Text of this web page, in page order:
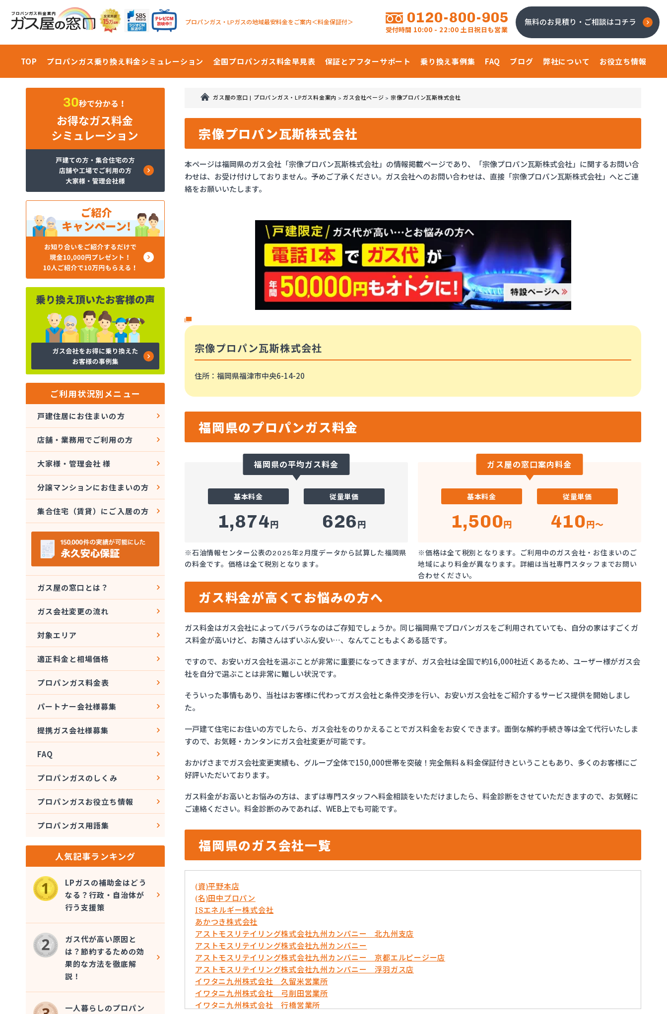
プロパンガス・LPガスの地域最安料金をご案内＜料金保証付＞ 0120-800-905
受付時間 10:00 - 22:00 土日祝日も営業
無料のお見積り・ご相談はコチラ
TOP プロパンガス乗り換え料金シミュレーション 全国プロパンガス料金早見表 保証とアフターサポート 乗り換え事例集 FAQ ブログ 弊社について お役立ち情報
ガス屋の窓口 | プロパンガス・LPガス料金案内 >ガス会社ページ > 宗像プロパン瓦斯株式会社
宗像プロパン瓦斯株式会社
本ページは福岡県のガス会社「宗像プロパン瓦斯株式会社」の情報掲載ページであり、「宗像プロパン瓦斯株式会社」に関するお問い合
わせは、お受け付けしておりません。予めご了承ください。ガス会社へのお問い合わせは、直接「宗像プロパン瓦斯株式会社」へとご連
絡をお願いいたします。
宗像プロパン瓦斯株式会社
住所 ：福岡県福津市中央6-14-20
福岡県のプロパンガス料金
福岡県の平均ガス料金
基本料金
1,874円
従量単価
626円
※石油情報センター公表の2025年2月度データから試算した福岡県
の料金です。価格は全て税別となります。
ガス屋の窓口案内料金
基本料金
1,500円
従量単価
410円～
※価格は全て税別となります。ご利用中のガス会社・お住まいのご
地域により料金が異なります。詳細は当社専門スタッフまでお問い
合わせください。
ガス料金が高くてお悩みの方へ
ガス料金はガス会社によってバラバラなのはご存知でしょうか。同じ福岡県でプロパンガスをご利用されていても、自分の家はすごくガ
ス料金が高いけど、お隣さんはずいぶん安い…、なんてこともよくある話です。
ですので、お安いガス会社を選ぶことが非常に重要になってきますが、ガス会社は全国で約16,000社近くあるため、ユーザー様がガス会
社を自分で選ぶことは非常に難しい状況です。
そういった事情もあり、当社はお客様に代わってガス会社と条件交渉を行い、お安いガス会社をご紹介するサービス提供を開始しまし
た。
一戸建て住宅にお住いの方でしたら、ガス会社をのりかえることでガス料金をお安くできます。面倒な解約手続き等は全て代行いたしま
すので、お気軽・カンタンにガス会社変更が可能です。
おかげさまでガス会社変更実績も、グループ全体で150,000世帯を突破！完全無料＆料金保証付きということもあり、多くのお客様にご
好評いただいております。
ガス料金がお高いとお悩みの方は、まずは専門スタッフへ料金相談をいただけましたら、料金診断をさせていただきますので、お気軽に
ご連絡ください。料金診断のみであれば、WEB上でも可能です。
福岡県のガス会社一覧
(資)平野本店
(名)田中プロパン
ISエネルギー株式会社
あかつき株式会社
アストモスリテイリング株式会社九州カンパニー 北九州支店
アストモスリテイリング株式会社九州カンパニー
アストモスリテイリング株式会社九州カンパニー 京都エルピージー店
アストモスリテイリング株式会社九州カンパニー 浮羽ガス店
イワタニ九州株式会社 久留米営業所
イワタニ九州株式会社 弓削田営業所
イワタニ九州株式会社 行橋営業所
ご利用状況別メニュー
戸建住居にお住まいの方
店舗・業務用でご利用の方
大家様・管理会社 様
分譲マンションにお住まいの方
集合住宅（賃貸）にご入居の方
ガス屋の窓口とは？
ガス会社変更の流れ
対象エリア
適正料金と相場価格
プロパンガス料金表
パートナー会社様募集
提携ガス会社様募集
FAQ
プロパンガスのしくみ
プロパンガスお役立ち情報
プロパンガス用語集
人気記事ランキング
LPガスの補助金はどう
なる？行政・自治体が
行う支援策
ガス代が高い原因と
は？節約するための効
果的な方法を徹底解
説！
一人暮らしのプロパン